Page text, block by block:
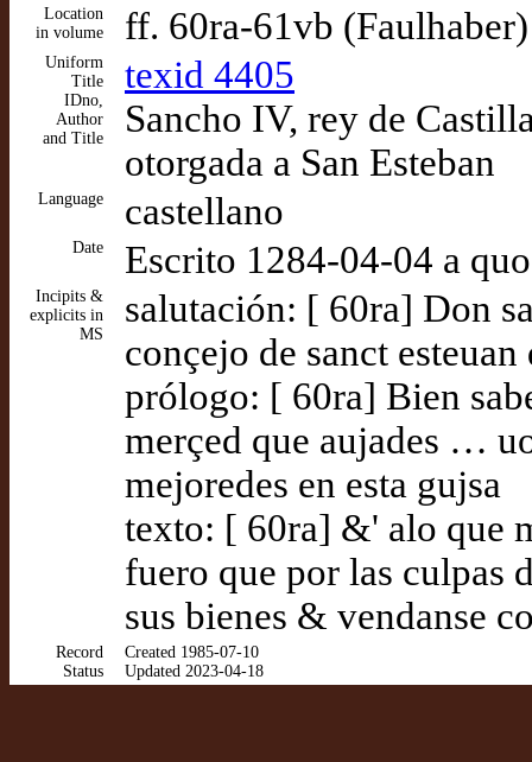
Location
in volume
ff. 60ra-61vb (Faulhaber)
Uniform
Title
IDno,
Author
and Title
texid 4405
Sancho IV, rey de
otorgada a San Esteban
Language castellano
Date Escrito 1284-04-04 a
Incipits &
explicits in
MS
salutación: [ 60ra] Don
conçejo de sanct
prólogo: [ 60ra] Bien
merçed que aujades …
mejoredes en esta gujsa
texto: [ 60ra] &' alo que
fuero que por las
sus bienes & vendanse
Record
Status
Created 1985-07-10
Updated 2023-04-18